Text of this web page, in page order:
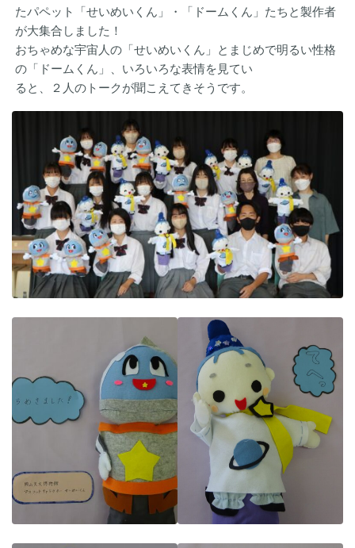
たパペット「せいめいくん」・「ドームくん」たちと製作者
が大集合しました！
おちゃめな宇宙人の「せいめいくん」とまじめで明るい性格
の「ドームくん」、いろいろな表情を見てい
ると、２人のトークが聞こえてきそうです。